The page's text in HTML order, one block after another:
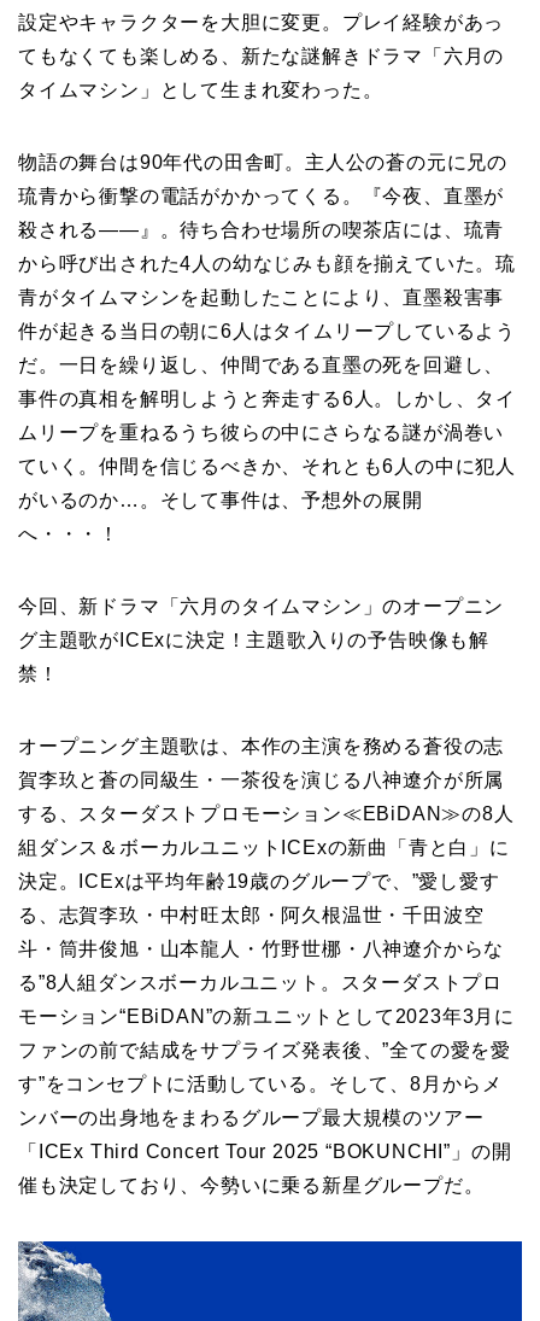
設定やキャラクターを大胆に変更。プレイ経験があっ
てもなくても楽しめる、新たな謎解きドラマ「六月の
タイムマシン」として生まれ変わった。
物語の舞台は90年代の田舎町。主人公の蒼の元に兄の
琉青から衝撃の電話がかかってくる。『今夜、直墨が
殺される――』。待ち合わせ場所の喫茶店には、琉青
から呼び出された4人の幼なじみも顔を揃えていた。琉
青がタイムマシンを起動したことにより、直墨殺害事
件が起きる当日の朝に6人はタイムリープしているよう
だ。一日を繰り返し、仲間である直墨の死を回避し、
事件の真相を解明しようと奔走する6人。しかし、タイ
ムリープを重ねるうち彼らの中にさらなる謎が渦巻い
ていく。仲間を信じるべきか、それとも6人の中に犯人
がいるのか…。そして事件は、予想外の展開
へ・・・！
今回、新ドラマ「六月のタイムマシン」のオープニン
グ主題歌がICExに決定！主題歌入りの予告映像も解
禁！
オープニング主題歌は、本作の主演を務める蒼役の志
賀李玖と蒼の同級生・一茶役を演じる八神遼介が所属
する、スターダストプロモーション≪EBiDAN≫の8人
組ダンス＆ボーカルユニットICExの新曲「青と白」に
決定。ICExは平均年齢19歳のグループで、”愛し愛す
る、志賀李玖・中村旺太郎・阿久根温世・千田波空
斗・筒井俊旭・山本龍人・竹野世梛・八神遼介からな
る”8人組ダンスボーカルユニット。スターダストプロ
モーション“EBiDAN”の新ユニットとして2023年3月に
ファンの前で結成をサプライズ発表後、”全ての愛を愛
す”をコンセプトに活動している。そして、8月からメ
ンバーの出身地をまわるグループ最大規模のツアー
「ICEx Third Concert Tour 2025 “BOKUNCHI”」の開
催も決定しており、今勢いに乗る新星グループだ。